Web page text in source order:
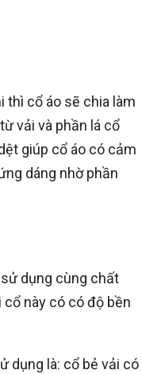
thì cổ áo sẽ chia làm
vải và phần lá cổ
giúp cổ áo có cảm
dáng nhờ phần
dụng cùng chất
cổ này có có độ bền
dụng là: cổ bẻ vải có